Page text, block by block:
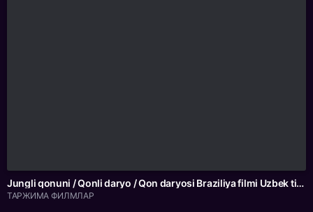
Jungli qonuni / Qonli daryo / Qon daryosi Braziliya filmi Uzbek tilida O'zbekcha 2026 tarjima kino Full HD tas-ix skachat
ТАРЖИМА ФИЛМЛАР